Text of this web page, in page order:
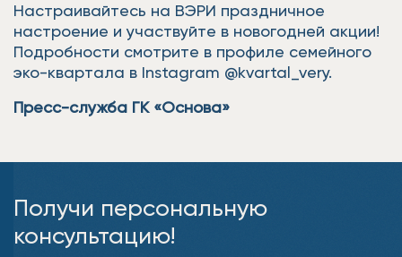
Настраивайтесь на ВЭРИ праздничное
настроение и участвуйте в новогодней акции!
Подробности смотрите в профиле семейного
эко-квартала в Instagram @kvartal_very.
Пресс-служба ГК «Основа»
Получи персональную
консультацию!